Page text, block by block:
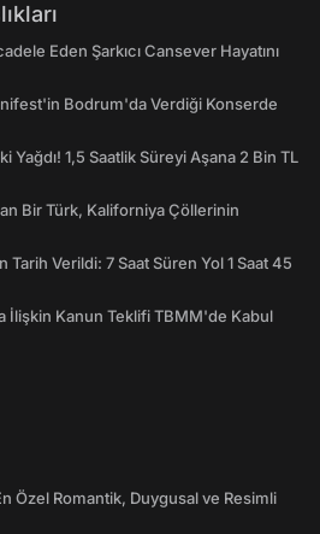
Eden Şarkıcı Cansever Hayatını
Bodrum'da Verdiği Konserde
1,5 Saatlik Süreyi Aşana 2 Bin TL
Bir Türk, Kaliforniya Çöllerinin
Tarih Verildi: 7 Saat Süren Yol 1 Saat 45
İlişkin Kanun Teklifi TBMM'de Kabul
Özel Romantik, Duygusal ve Resimli